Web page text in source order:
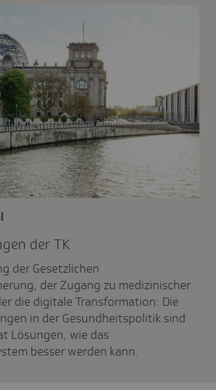
der TK
der Gesetzlichen
der Zugang zu medizinischer
die digitale Transformation: Die
in der Gesundheitspolitik sind
Lösungen, wie das
besser werden kann.